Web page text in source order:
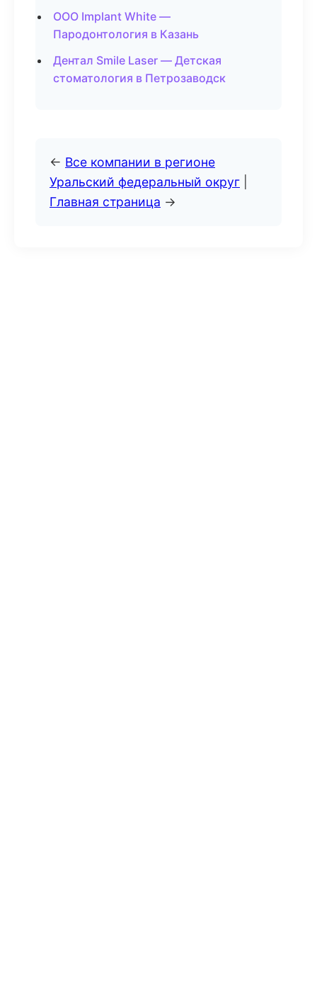
ООО Implant White —
Пародонтология в Казань
Дентал Smile Laser — Детская
стоматология в Петрозаводск
← Все компании в регионе
Уральский федеральный округ
Главная страница →